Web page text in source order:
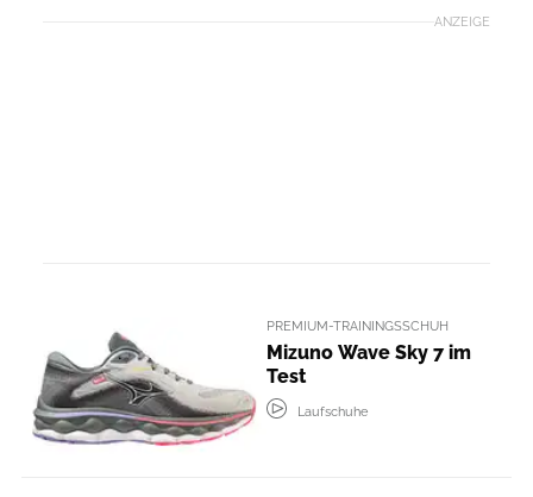
ANZEIGE
PREMIUM-TRAININGSSCHUH
Mizuno Wave Sky 7 im
Test
Laufschuhe